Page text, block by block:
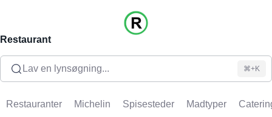
Restaurant
Lav en lynsøgning... ⌘+K
Restauranter Michelin Spisesteder Madtyper